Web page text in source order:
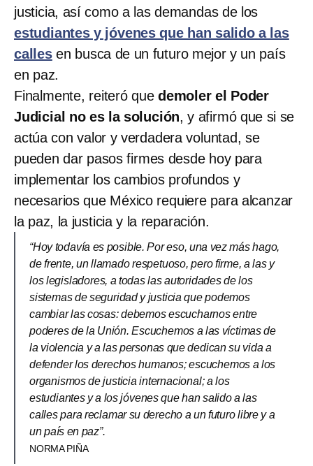
justicia, así como a las demandas de los
estudiantes y jóvenes que han salido a las
callesen busca de un futuro mejor y un país
en paz.
Finalmente, reiteró que demoler el Poder
Judicial no es la solución, y afirmó que si se
actúa con valor y verdadera voluntad, se
pueden dar pasos firmes desde hoy para
implementar los cambios profundos y
necesarios que México requiere para alcanzar
la paz, la justicia y la reparación.
“Hoy todavía es posible. Por eso, una vez más hago,
de frente, un llamado respetuoso, pero firme, a las y
los legisladores, a todas las autoridades de los
sistemas de seguridad y justicia que podemos
cambiar las cosas: debemos escucharnos entre
poderes de la Unión. Escuchemos a las víctimas de
la violencia y a las personas que dedican su vida a
defender los derechos humanos; escuchemos a los
organismos de justicia internacional; a los
estudiantes y a los jóvenes que han salido a las
calles para reclamar su derecho a un futuro libre y a
un país en paz”.
NORMA PIÑA